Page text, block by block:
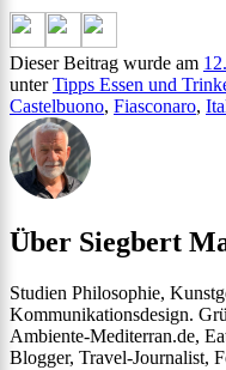
Dieser Beitrag wurde am
unterTipps Essen und
Castelbuono, Fiasconaro,
Über Siegbert
Studien Philosophie,
Kommunikationsdesign.
Ambiente-Mediterran.de,
Blogger, Travel-Journalist,